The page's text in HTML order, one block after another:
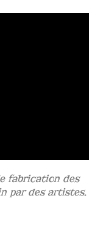
fabrication des
par des artistes.